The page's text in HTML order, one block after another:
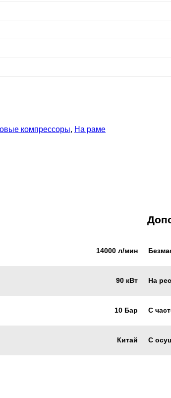
компрессоры, На раме
14000 л/мин
90 кВт
10 Бар
Китай
На
С
С